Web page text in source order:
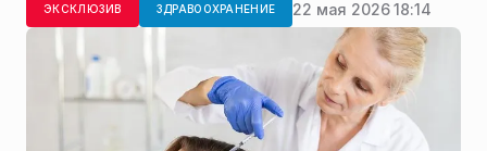
ЭКСКЛЮЗИВ ЗДРАВООХРАНЕНИЕ 22 мая 2026 18:14